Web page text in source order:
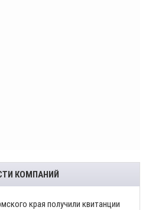
КОМПАНИЙ
края получили квитанции